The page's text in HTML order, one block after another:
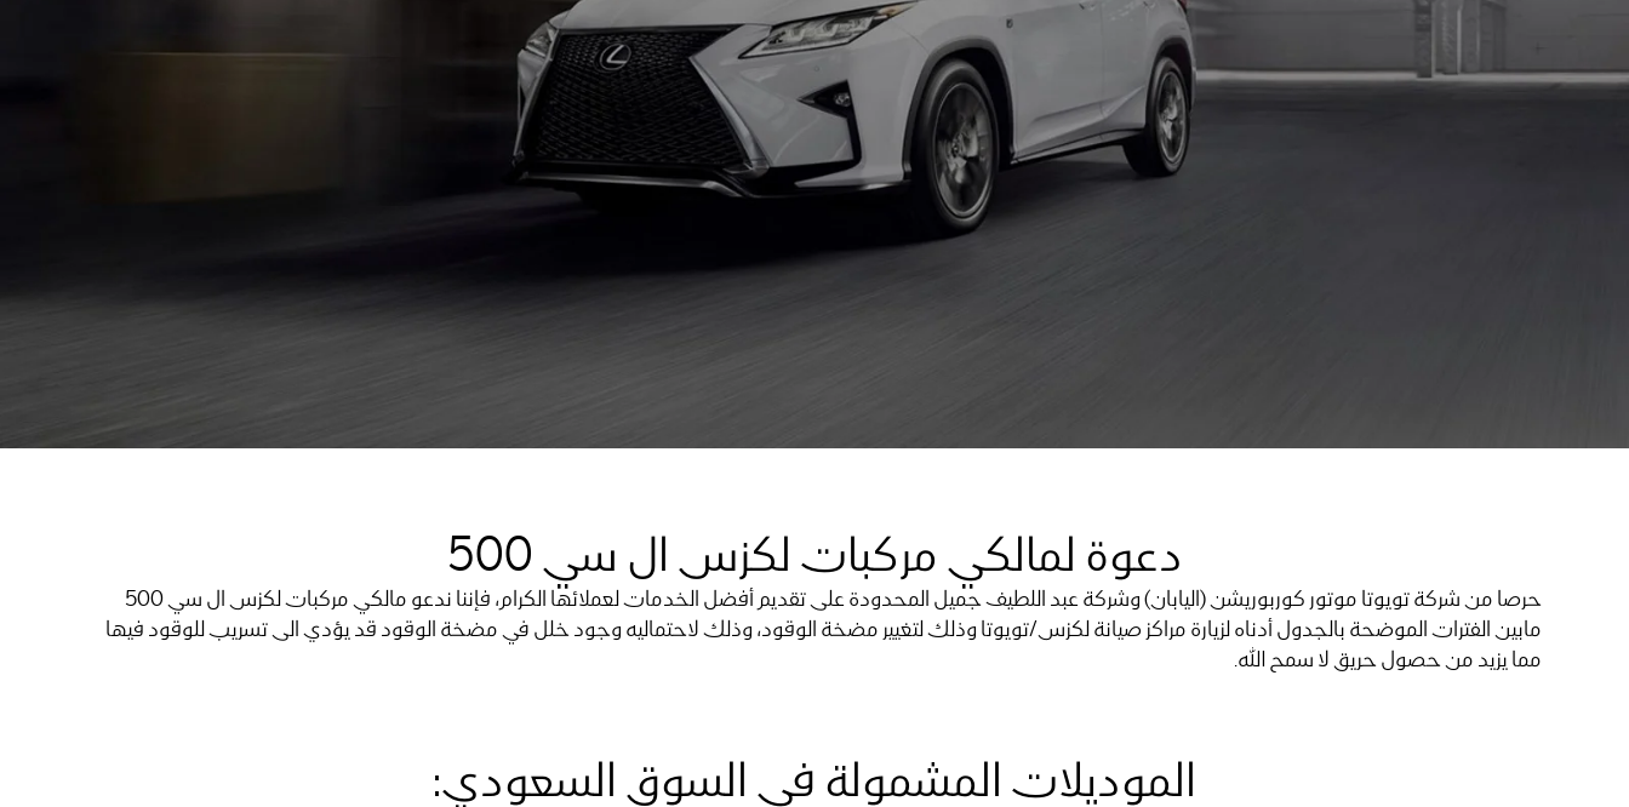
دعوة لمالكي مركبات لكزس ال سي 500
حرصا من شركة تويوتا موتور كوربوريشن (اليابان) وشركة عبد اللطيف جميل المحدودة على تقديم أفضل الخدمات لعملائها الكرام، فإننا ندعو مالكي مركبات لكزس ال سي 500
مابين الفترات الموضحة بالجدول أدناه لزيارة مراكز صيانة لكزس/تويوتا وذلك لتغيير مضخة الوقود، وذلك لاحتماليه وجود خلل في مضخة الوقود قد يؤدي الى تسريب للوقود فيها
مما يزيد من حصول حريق لا سمح الله.
الموديلات المشمولة في السوق السعودي: